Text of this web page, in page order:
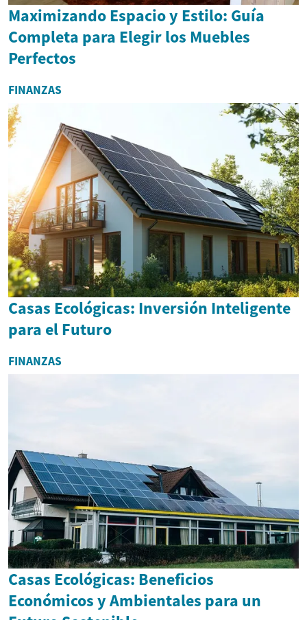
Maximizando Espacio y Estilo: Guía
Completa para Elegir los Muebles
Perfectos
FINANZAS
Casas Ecológicas: Inversión Inteligente
para el Futuro
FINANZAS
Casas Ecológicas: Beneficios
Económicos y Ambientales para un